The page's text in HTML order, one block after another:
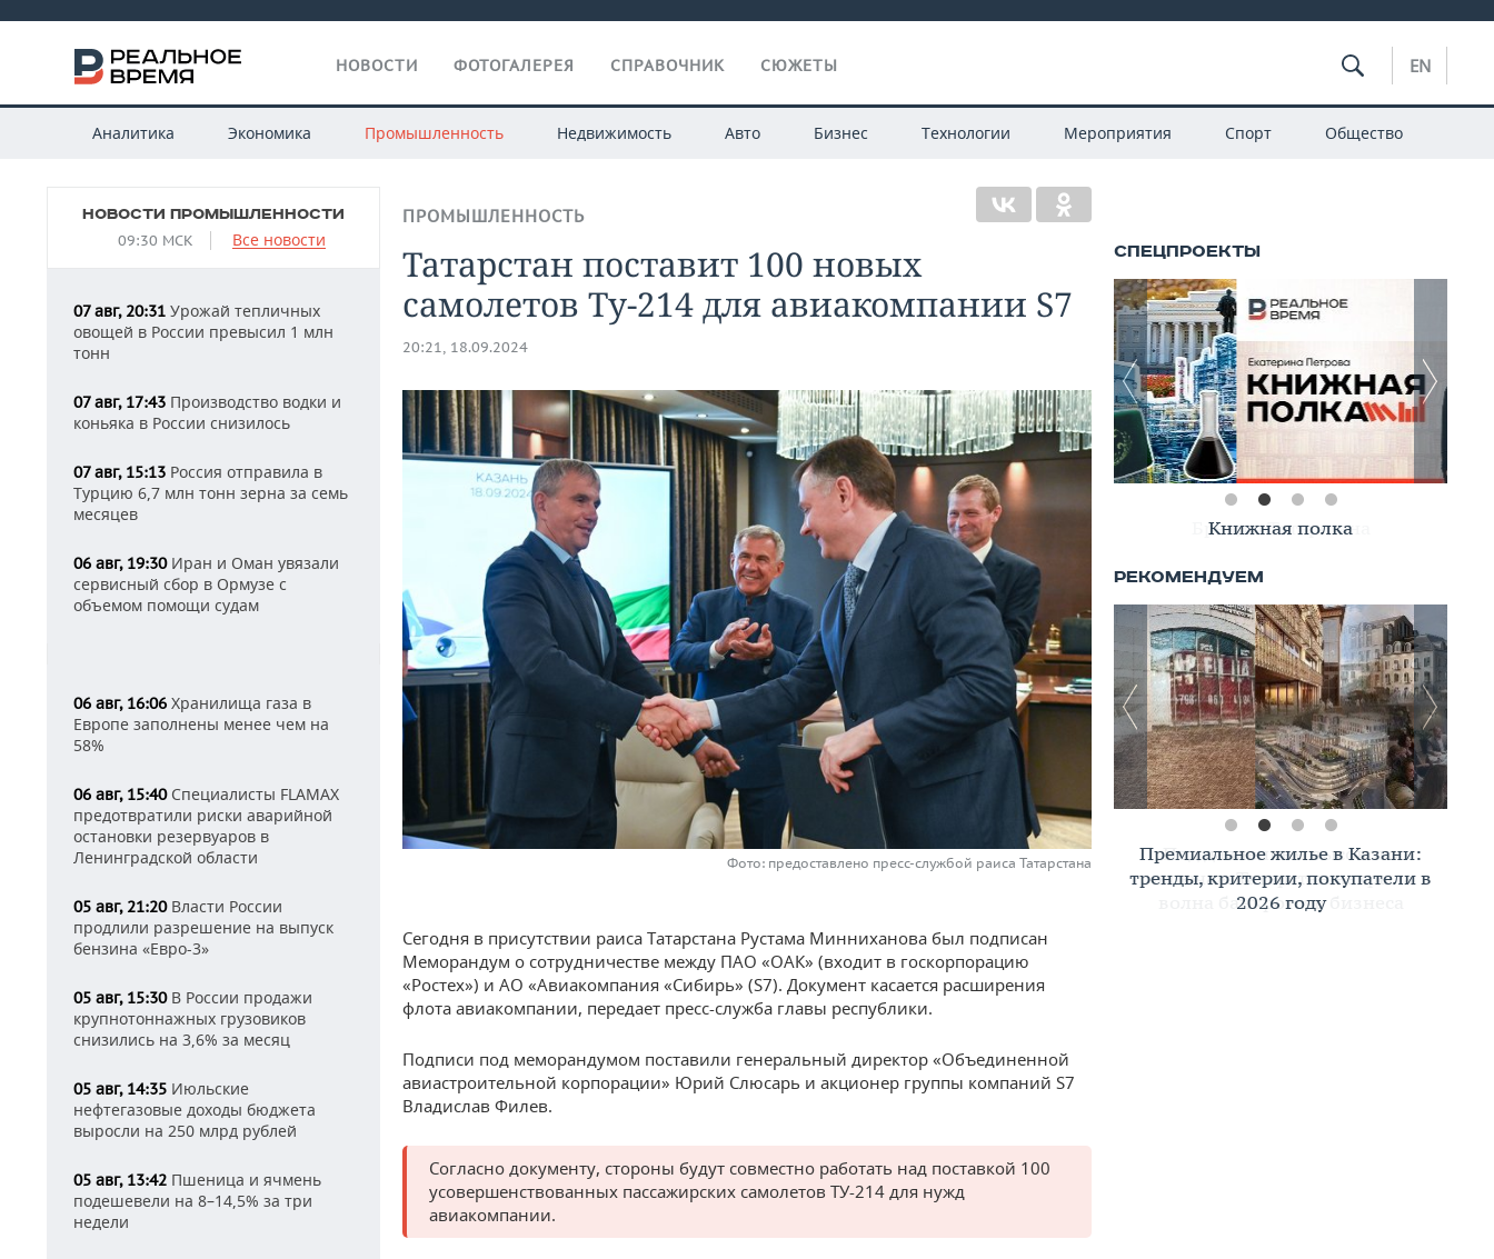
НОВОСТИ ФОТОГАЛЕРЕЯ СПРАВОЧНИК СЮЖЕТЫ EN
Аналитика Экономика Промышленность Недвижимость Авто Бизнес Технологии Мероприятия Спорт Общество
НОВОСТИ ПРОМЫШЛЕННОСТИ
09:30 МСК Все новости
07 авг, 20:31 Урожай тепличных
овощей в России превысил 1 млн
тонн
07 авг, 17:43 Производство водки и
коньяка в России снизилось
07 авг, 15:13 Россия отправила в
Турцию 6,7 млн тонн зерна за семь
месяцев
06 авг, 19:30Иран и Оман увязали
сервисный сбор в Ормузе с
объемом помощи судам
06 авг, 16:06 Хранилища газа в
Европе заполнены менее чем на
58%
06 авг, 15:40Специалисты FLAMAX
предотвратили риски аварийной
остановки резервуаров в
Ленинградской области
05 авг, 21:20Власти России
продлили разрешение на выпуск
бензина «Евро-3»
05 авг, 15:30В России продажи
крупнотоннажных грузовиков
снизились на 3,6% за месяц
05 авг, 14:35 Июльские
нефтегазовые доходы бюджета
выросли на 250 млрд рублей
05 авг, 13:42 Пшеница и ячмень
подешевели на 8–14,5% за три
недели
ПРОМЫШЛЕННОСТЬ
Татарстан поставит 100 новых
самолетов Ту-214 для авиакомпании S7
20:21, 18.09.2024
Фото: предоставлено пресс-службой раиса Татарстана
Сегодня в присутствии раиса Татарстана Рустама Минниханова был подписан
Меморандум о сотрудничестве между ПАО «ОАК» (входит в госкорпорацию
«Ростех») и АО «Авиакомпания «Сибирь» (S7). Документ касается расширения
флота авиакомпании, передает пресс-служба главы республики.
Подписи под меморандумом поставили генеральный директор «Объединенной
авиастроительной корпорации» Юрий Слюсарь и акционер группы компаний S7
Владислав Филев.
Согласно документу, стороны будут совместно работать над поставкой 100
усовершенствованных пассажирских самолетов ТУ-214 для нужд
авиакомпании.
Книжная полка
Премиальное жилье в Казани:
тренды, критерии, покупатели в
2026 году